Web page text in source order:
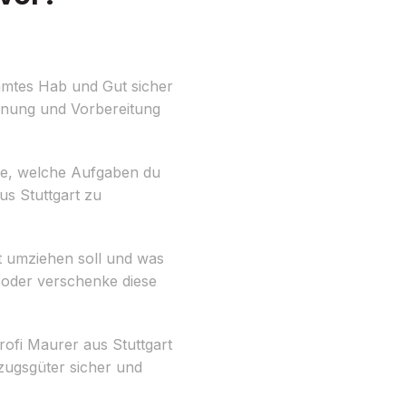
Hab und Gut sicher
und Vorbereitung
welche Aufgaben du
Stuttgart zu
umziehen soll und was
verschenke diese
Maurer aus Stuttgart
sicher und